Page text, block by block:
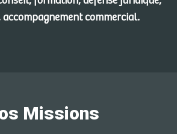
commercial.
Missions